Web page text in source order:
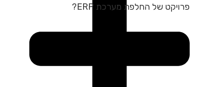
פרויקט של החלפת מערכת ERP?